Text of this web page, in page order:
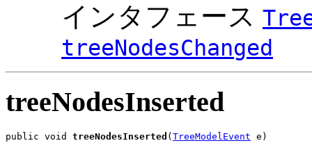
インタフェース
treeNodesChanged
treeNodesInserted
public void treeNodesInserted ( TreeModelEvent e)